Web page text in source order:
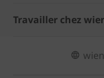
Travailler chez